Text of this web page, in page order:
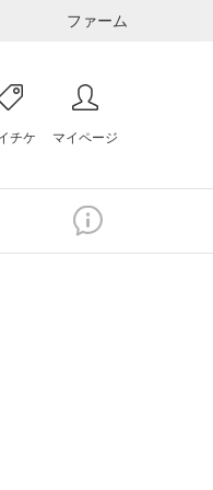
ファーム
チケ マイページ